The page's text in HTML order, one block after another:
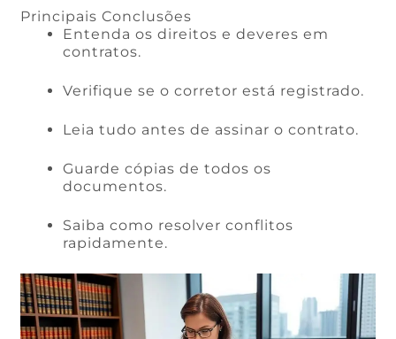
Principais Conclusões
Entenda os direitos e deveres em
contratos.
Verifique se o corretor está registrado.
Leia tudo antes de assinar o contrato.
Guarde cópias de todos os
documentos.
Saiba como resolver conflitos
rapidamente.